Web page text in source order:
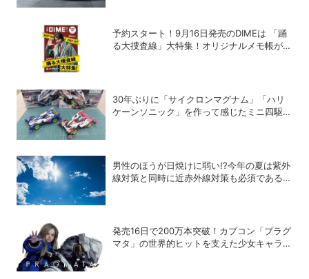
予約スタート！9月16日発売のDIMEは 「踊
る大捜査線」大特集！オリジナルメモ帳が特
30年ぶりに「サイクロンマグナム」「ハリ
ケーンソニック」を作って感じたミニ四駆の
男性のほうが日焼けに弱い!?今年の夏は紫外
線対策と同時に近赤外線対策も必須である理
発売16日で200万本突破！カプコン「プラグ
マタ」の世界的ヒットを支えた少女キャラの